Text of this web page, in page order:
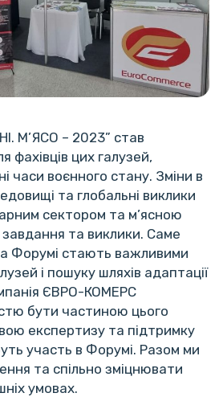
М’ЯСО – 2023” став
фахівців цих галузей,
часи воєнного стану. Зміни в
та глобальні виклики
сектором та м’ясною
завдання та виклики. Саме
Форумі стають важливими
і пошуку шляхів адаптації
ЄВРО-КОМЕРС
бути частиною цього
експертизу та підтримку
участь в Форумі. Разом ми
та спільно зміцнювати
умовах.